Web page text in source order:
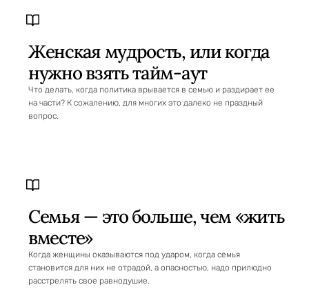
Женская мудрость, или когда
нужно взять тайм-аут
Что делать, когда политика врывается в семью и раздирает ее
на части? К сожалению, для многих это далеко не праздный
вопрос.
Семья — это больше, чем «жить
вместе»
Когда женщины оказываются под ударом, когда семья
становится для них не отрадой, а опасностью, надо прилюдно
расстрелять свое равнодушие.